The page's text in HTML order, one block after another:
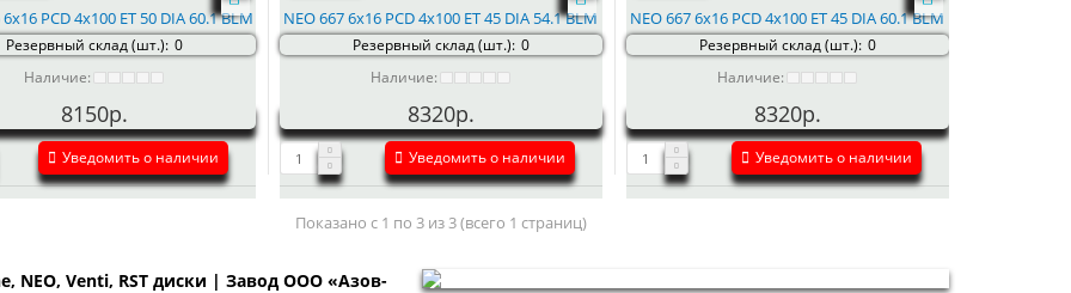
6x16 PCD 4x100 ET 50 DIA 60.1 BLM
Резервный склад (шт.): 0
Наличие:
8150р.
Уведомить о наличии
NEO 667 6x16 PCD 4x100 ET 45 DIA 54.1 BLM
Резервный склад (шт.): 0
Наличие:
8320р.
Уведомить о наличии
NEO 667 6x16 PCD 4x100 ET 45 DIA 60.1 BLM
Резервный склад (шт.): 0
Наличие:
8320р.
Уведомить о наличии
Показано с 1 по 3 из 3 (всего 1 страниц)
NEO, Venti, RST диски | Завод ООО «Азов-